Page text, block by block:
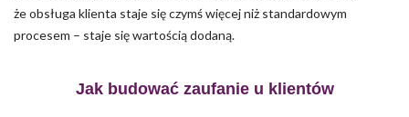
że obsługa klienta staje się czymś więcej niż standardowym
procesem – staje się wartością dodaną.
Jak budować zaufanie u klientów